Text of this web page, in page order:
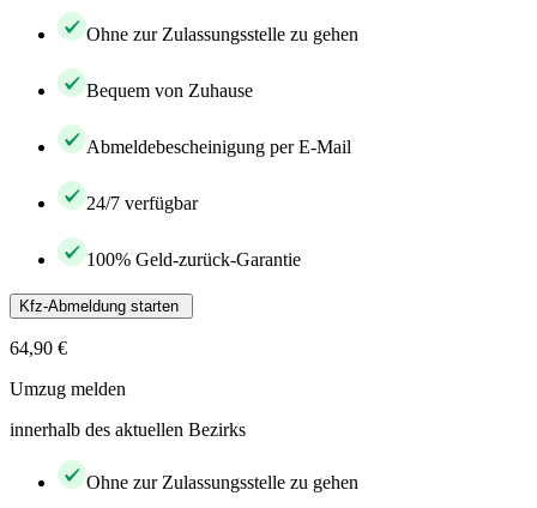
Ohne zur Zulassungsstelle zu gehen
Bequem von Zuhause
Abmeldebescheinigung per E-Mail
24/7 verfügbar
100% Geld-zurück-Garantie
Kfz-Abmeldung starten
64,90 €
Umzug melden
innerhalb des aktuellen Bezirks
Ohne zur Zulassungsstelle zu gehen